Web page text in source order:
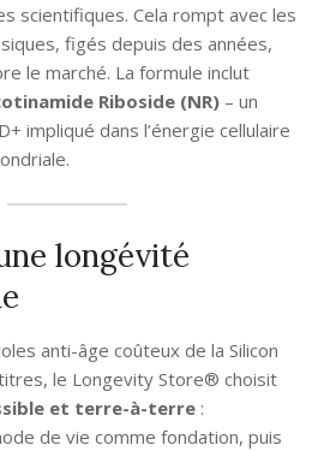
scientifiques. Cela rompt avec les
figés depuis des années,
le marché. La formule inclut
Riboside (NR) – un
impliqué dans l’énergie cellulaire
longévité
anti-âge coûteux de la Silicon
le Longevity Store® choisit
et terre-à-terre :
de vie comme fondation, puis